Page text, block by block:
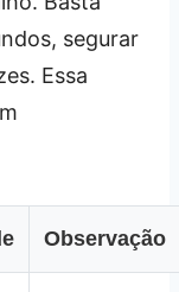
segurar
Essa
Observação